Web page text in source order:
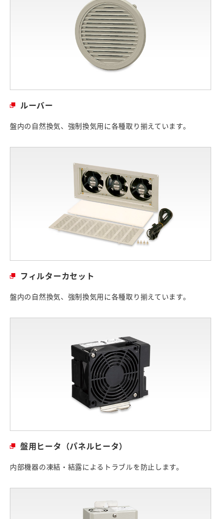
ルーバー
盤内の自然換気、強制換気用に各種取り揃えています。
フィルターカセット
盤内の自然換気、強制換気用に各種取り揃えています。
盤用ヒータ（パネルヒータ）
内部機器の凍結・結露によるトラブルを防止します。